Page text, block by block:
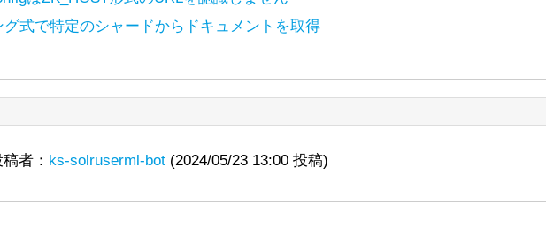
reposted it under Apache License 2.0. The copyright of posted content is held
イト機能でカスタムBreakIteratorを動作させる作業をしており、パフォーマ
わりであるようにしたいです。また、いくつかの奇妙なエッジケースもあります
をコーディングし、カスタムUnifiedHighlighterクラスに統合しましたが、こ
the original post
https://lists.apache.org/thread/
reposted it under Apache License 2.0. The copyright of posted content is held
Command-line option unrecognised: -
the original post
reposted it under Apache License 2.0. The copyright of posted content is held
識しませんでした。
式で特定のシャードからドキュメントを取得
the original posthttps://lists.apache.org/thread/
reposted it under Apache License 2.0. The copyright of posted content is held
expression」で単一の特定のシャード（または特定のレプリカ）からすべ
」パラメータを使用しても、Search streaming exprと一緒に使用すると効
、BeiderMorseFilterFactoryはStandardTokenizerの後に使用することが推奨さ
切り捨てられると、その発音が一致しなくなる可能性があります。
者： ks-solruserml-bot (2024/05/23 13:00 投稿)